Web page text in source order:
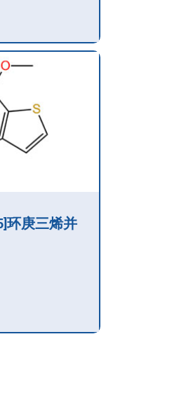
环庚三烯并